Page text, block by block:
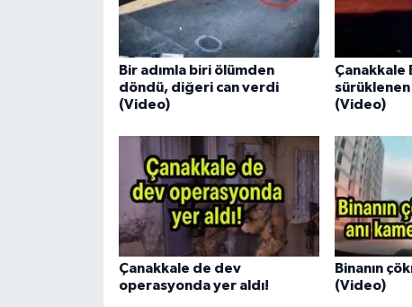
Bir adımla biri ölümden
döndü, diğeri can verdi
(Video)
Çanakkale
(Video)
Çanakkale de dev
operasyonda yer aldı!
Binanın
(Video)